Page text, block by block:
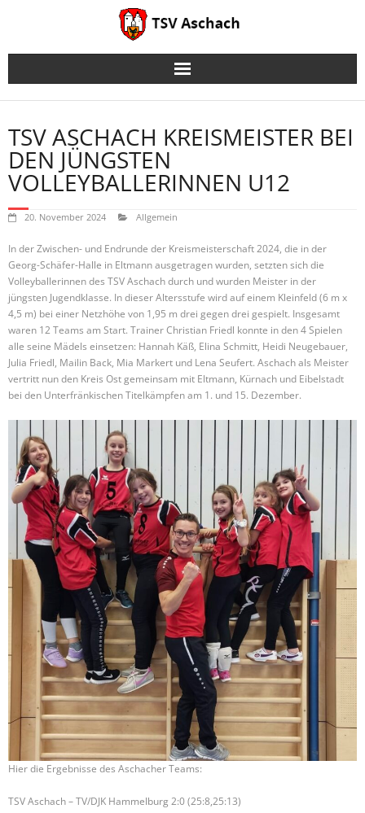
TSV ASCHACH KREISMEISTER BEI
DEN JÜNGSTEN
VOLLEYBALLERINNEN U12
20. November 2024 Allgemein
In der Zwischen- und Endrunde der Kreismeisterschaft 2024, die in der
Georg-Schäfer-Halle in Eltmann ausgetragen wurden, setzten sich die
Volleyballerinnen des TSV Aschach durch und wurden Meister in der
jüngsten Jugendklasse. In dieser Altersstufe wird auf einem Kleinfeld (6 m x
4,5 m) bei einer Netzhöhe von 1,95 m drei gegen drei gespielt. Insgesamt
waren 12 Teams am Start. Trainer Christian Friedl konnte in den 4 Spielen
alle seine Mädels einsetzen: Hannah Käß, Elina Schmitt, Heidi Neugebauer,
Julia Friedl, Mailin Back, Mia Markert und Lena Seufert. Aschach als Meister
vertritt nun den Kreis Ost gemeinsam mit Eltmann, Kürnach und Eibelstadt
bei den Unterfränkischen Titelkämpfen am 1. und 15. Dezember.
Hier die Ergebnisse des Aschacher Teams:
TSV Aschach – TV/DJK Hammelburg 2:0 (25:8,25:13)